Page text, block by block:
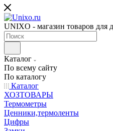
UNIXO - магазин товаров для
Каталог
По всему сайту
По каталогу
Каталог
ХОЗТОВАРЫ
Термометры
Ценники,термоленты
Цифры